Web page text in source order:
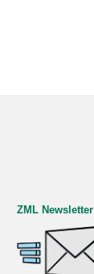
ZML Newsletter